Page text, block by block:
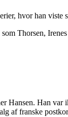
hvor han viste
Thorsen,
Hansen. Han
af franske